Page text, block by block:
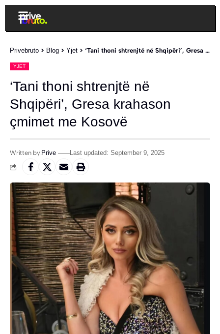
Privebruto > Blog > Yjet > ‘Tani thoni shtrenjtë në Shqipëri’, Gresa krahason çmimet me Kosovë
YJET
‘Tani thoni shtrenjtë në
Shqipëri’, Gresa krahason
çmimet me Kosovë
Written by:Prive Last updated: September 9, 2025